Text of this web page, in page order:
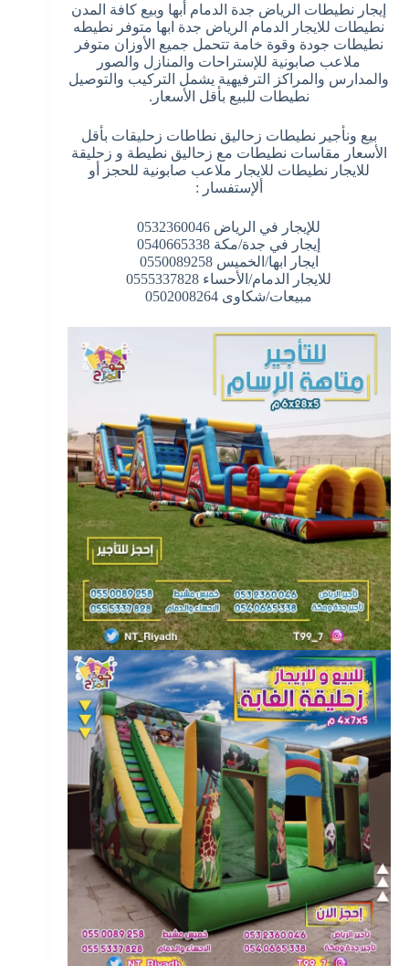
إيجار نطيطات الرياض جدة الدمام أبها وبيع كافة المدن
نطيطات للايجار الدمام الرياض جدة ابها متوفر نطيطه
نطيطات جودة وقوة خامة تتحمل جميع الأوزان متوفر
ملاعب صابونية للإستراحات والمنازل والصور
والمدارس والمراكز الترفيهية يشمل التركيب والتوصيل
نطيطات للبيع بأقل الأسعار.
بيع ونأجير نطيطات زحاليق نطاطات زحليقات بأقل
الأسعار مقاسات نطيطات مع زحاليق نطيطة و زحليقة
للايجار نطيطات للايجار ملاعب صابونية للحجز أو
ألإستفسار :
للإيجار في الرياض 0532360046
إيجار في جدة/مكة 0540665338
ايجار ابها/الخميس 0550089258
للايجار الدمام/الأحساء 0555337828
مبيعات/شكاوى 0502008264